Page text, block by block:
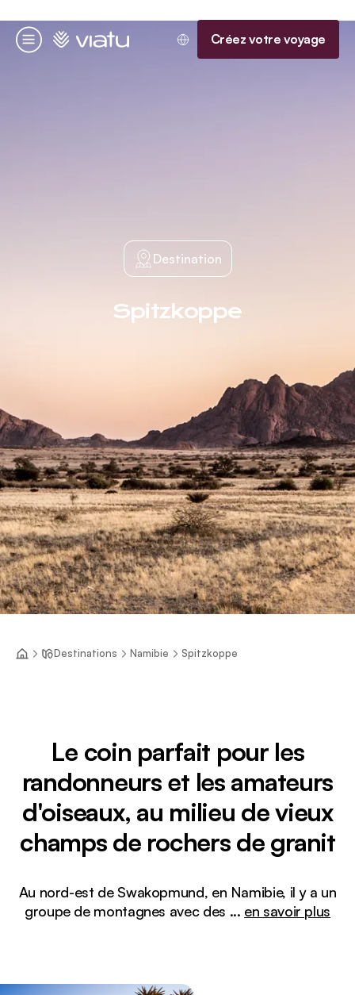
Menu
Accueil Créez votre voyage
Destination
Spitzkoppe
Destinations Namibie Spitzkoppe
Le coin parfait pour les
randonneurs et les amateurs
d'oiseaux, au milieu de vieux
champs de rochers de granit
Au nord-est de Swakopmund, en Namibie, il y a un
groupe de montagnes avec des ... en savoir plus